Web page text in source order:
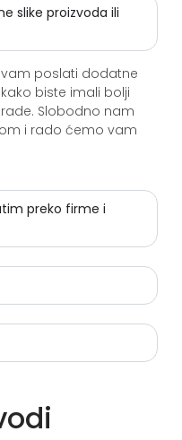
slike proizvoda ili
poslati dodatne
biste imali bolji
Slobodno nam
i rado ćemo vam
preko firme i